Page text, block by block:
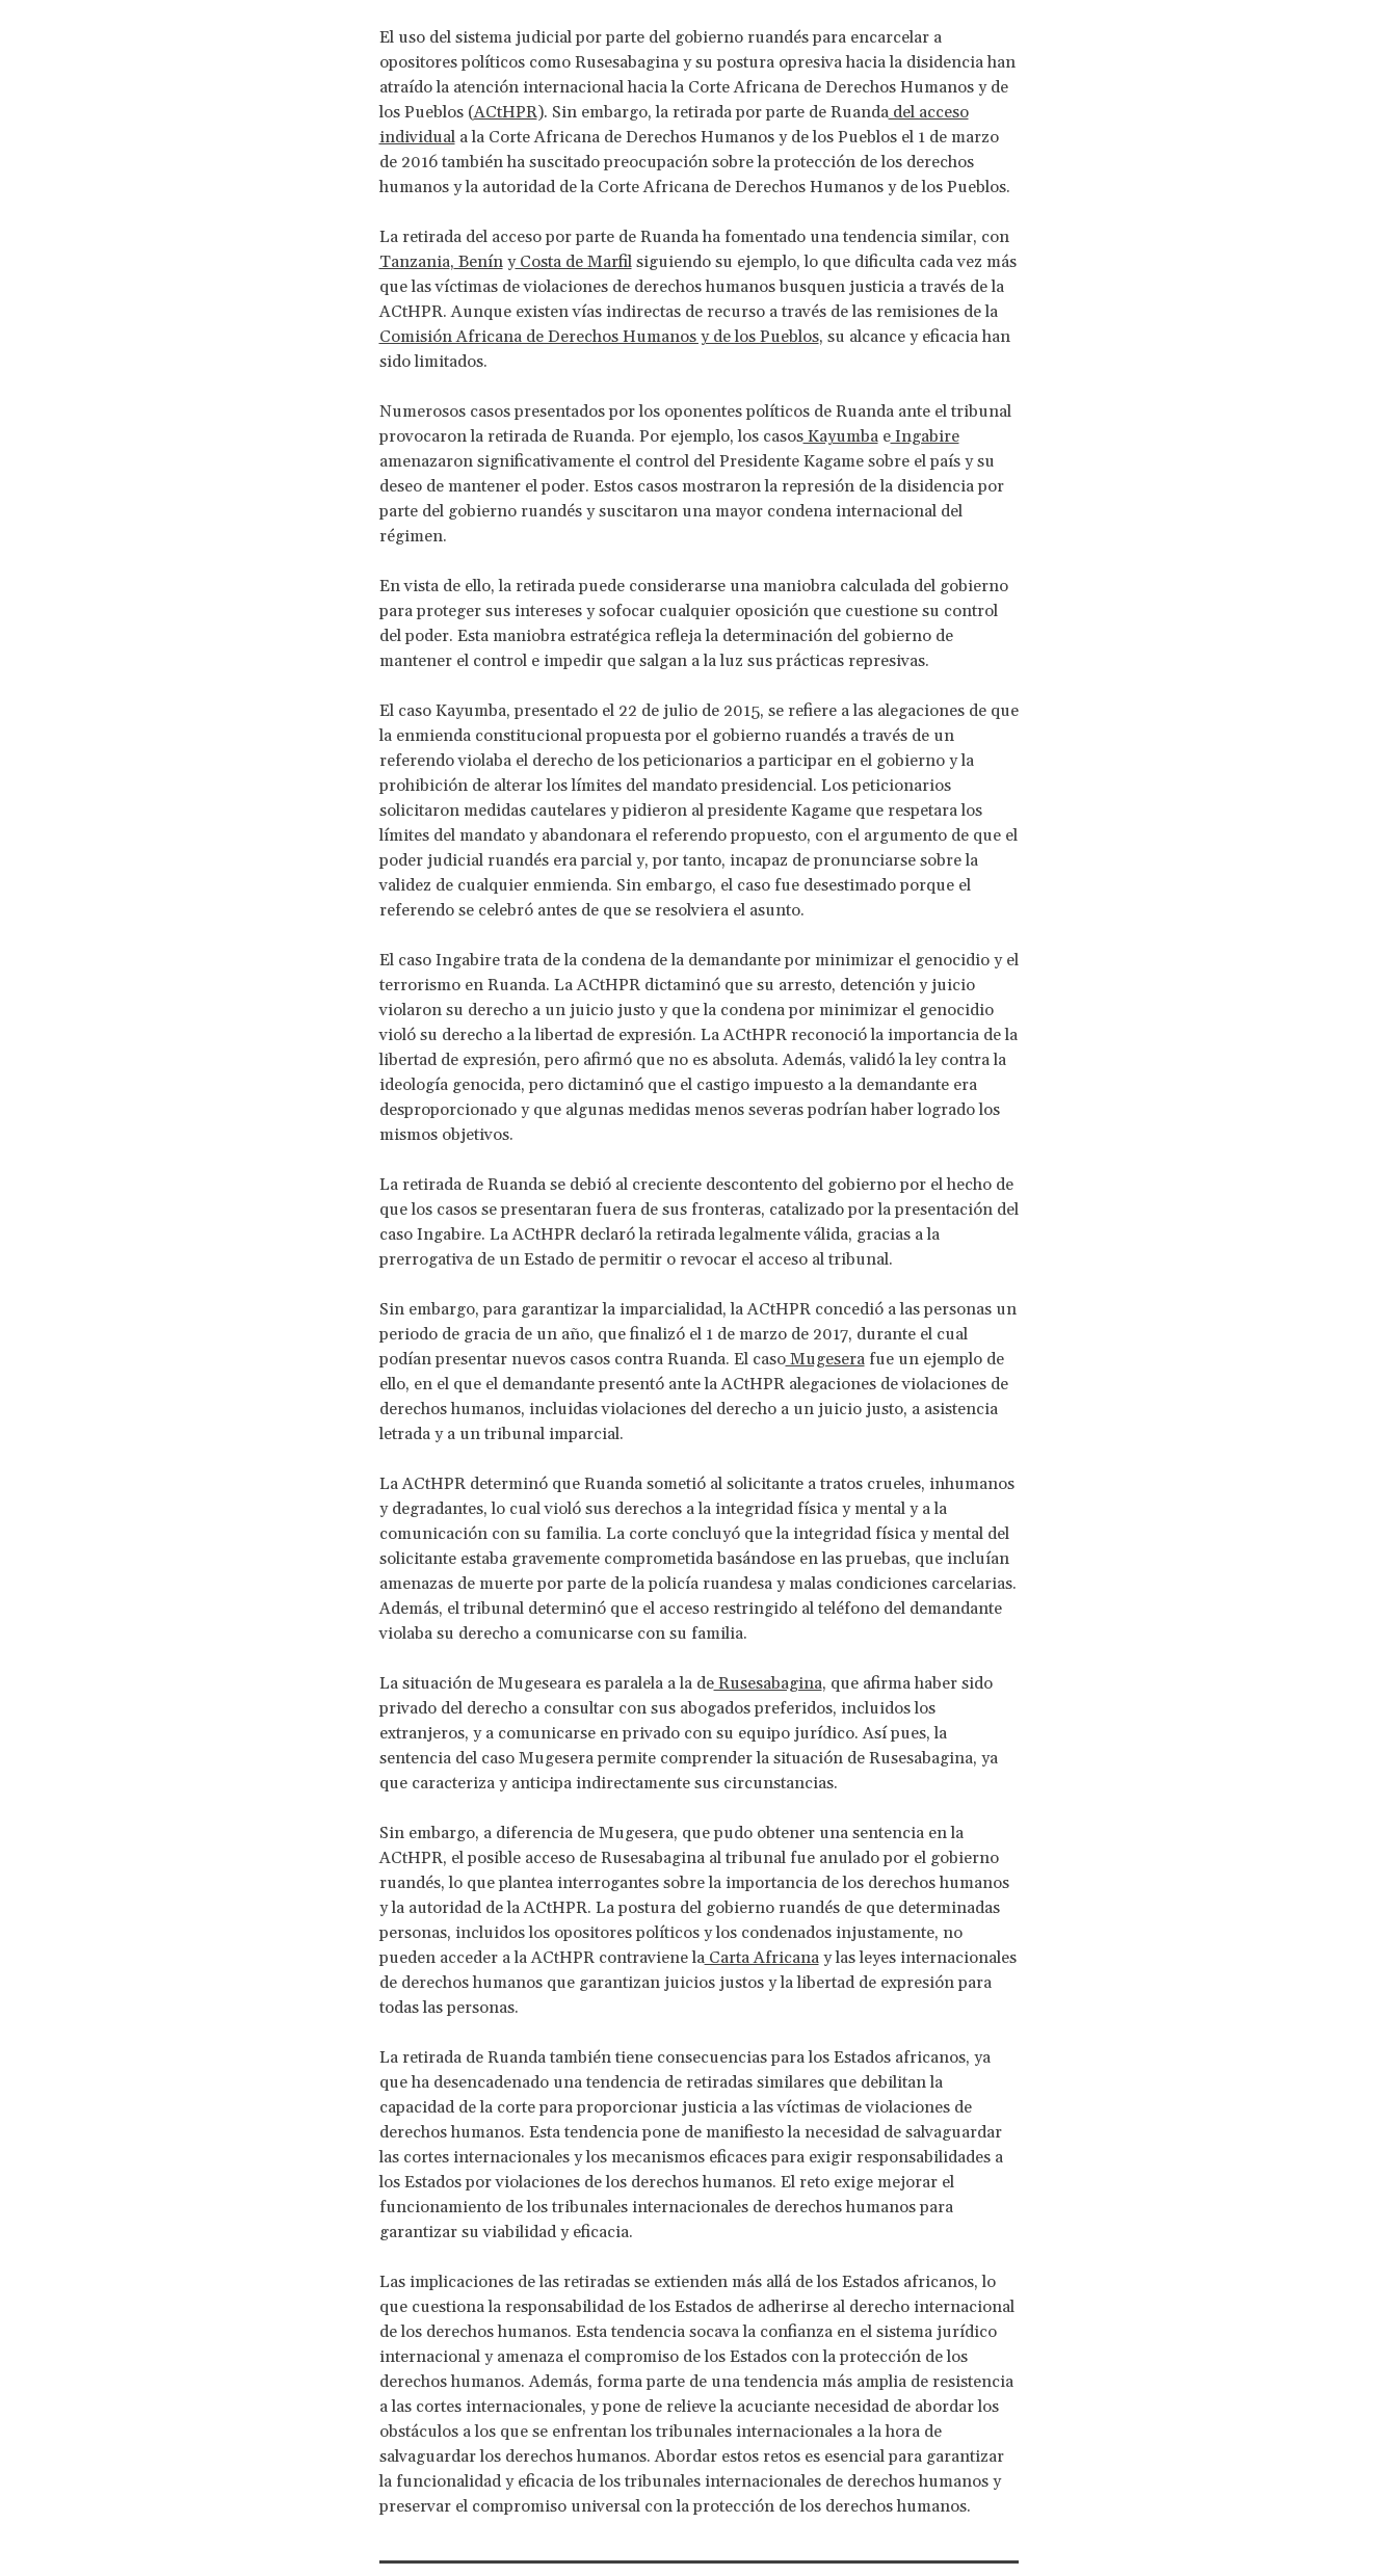
El uso del sistema judicial por parte del gobierno ruandés para encarcelar a
opositores políticos como Rusesabagina y su postura opresiva hacia la disidencia han
atraído la atención internacional hacia la Corte Africana de Derechos Humanos y de
los Pueblos (ACtHPR). Sin embargo, la retirada por parte de Ruandadel acceso
individuala la Corte Africana de Derechos Humanos y de los Pueblos el 1 de marzo
de 2016 también ha suscitado preocupación sobre la protección de los derechos
humanos y la autoridad de la Corte Africana de Derechos Humanos y de los Pueblos.
La retirada del acceso por parte de Ruanda ha fomentado una tendencia similar, con
Tanzania, BenínyCosta de Marfilsiguiendo su ejemplo, lo que dificulta cada vez más
que las víctimas de violaciones de derechos humanos busquen justicia a través de la
ACtHPR. Aunque existen vías indirectas de recurso a través de las remisiones de la
Comisión Africana de Derechos Humanos y de los Pueblos, su alcance y eficacia han
sido limitados.
Numerosos casos presentados por los oponentes políticos de Ruanda ante el tribunal
provocaron la retirada de Ruanda. Por ejemplo, los casosKayumbaeIngabire
amenazaron significativamente el control del Presidente Kagame sobre el país y su
deseo de mantener el poder. Estos casos mostraron la represión de la disidencia por
parte del gobierno ruandés y suscitaron una mayor condena internacional del
régimen.
En vista de ello, la retirada puede considerarse una maniobra calculada del gobierno
para proteger sus intereses y sofocar cualquier oposición que cuestione su control
del poder. Esta maniobra estratégica refleja la determinación del gobierno de
mantener el control e impedir que salgan a la luz sus prácticas represivas.
El caso Kayumba, presentado el 22 de julio de 2015, se refiere a las alegaciones de que
la enmienda constitucional propuesta por el gobierno ruandés a través de un
referendo violaba el derecho de los peticionarios a participar en el gobierno y la
prohibición de alterar los límites del mandato presidencial. Los peticionarios
solicitaron medidas cautelares y pidieron al presidente Kagame que respetara los
límites del mandato y abandonara el referendo propuesto, con el argumento de que el
poder judicial ruandés era parcial y, por tanto, incapaz de pronunciarse sobre la
validez de cualquier enmienda. Sin embargo, el caso fue desestimado porque el
referendo se celebró antes de que se resolviera el asunto.
El caso Ingabire trata de la condena de la demandante por minimizar el genocidio y el
terrorismo en Ruanda. La ACtHPR dictaminó que su arresto, detención y juicio
violaron su derecho a un juicio justo y que la condena por minimizar el genocidio
violó su derecho a la libertad de expresión. La ACtHPR reconoció la importancia de la
libertad de expresión, pero afirmó que no es absoluta. Además, validó la ley contra la
ideología genocida, pero dictaminó que el castigo impuesto a la demandante era
desproporcionado y que algunas medidas menos severas podrían haber logrado los
mismos objetivos.
La retirada de Ruanda se debió al creciente descontento del gobierno por el hecho de
que los casos se presentaran fuera de sus fronteras, catalizado por la presentación del
caso Ingabire. La ACtHPR declaró la retirada legalmente válida, gracias a la
prerrogativa de un Estado de permitir o revocar el acceso al tribunal.
Sin embargo, para garantizar la imparcialidad, la ACtHPR concedió a las personas un
periodo de gracia de un año, que finalizó el 1 de marzo de 2017, durante el cual
podían presentar nuevos casos contra Ruanda. El casoMugeserafue un ejemplo de
ello, en el que el demandante presentó ante la ACtHPR alegaciones de violaciones de
derechos humanos, incluidas violaciones del derecho a un juicio justo, a asistencia
letrada y a un tribunal imparcial.
La ACtHPR determinó que Ruanda sometió al solicitante a tratos crueles, inhumanos
y degradantes, lo cual violó sus derechos a la integridad física y mental y a la
comunicación con su familia. La corte concluyó que la integridad física y mental del
solicitante estaba gravemente comprometida basándose en las pruebas, que incluían
amenazas de muerte por parte de la policía ruandesa y malas condiciones carcelarias.
Además, el tribunal determinó que el acceso restringido al teléfono del demandante
violaba su derecho a comunicarse con su familia.
La situación de Mugeseara es paralela a la deRusesabagina, que afirma haber sido
privado del derecho a consultar con sus abogados preferidos, incluidos los
extranjeros, y a comunicarse en privado con su equipo jurídico. Así pues, la
sentencia del caso Mugesera permite comprender la situación de Rusesabagina, ya
que caracteriza y anticipa indirectamente sus circunstancias.
Sin embargo, a diferencia de Mugesera, que pudo obtener una sentencia en la
ACtHPR, el posible acceso de Rusesabagina al tribunal fue anulado por el gobierno
ruandés, lo que plantea interrogantes sobre la importancia de los derechos humanos
y la autoridad de la ACtHPR. La postura del gobierno ruandés de que determinadas
personas, incluidos los opositores políticos y los condenados injustamente, no
pueden acceder a la ACtHPR contraviene laCarta Africanay las leyes internacionales
de derechos humanos que garantizan juicios justos y la libertad de expresión para
todas las personas.
La retirada de Ruanda también tiene consecuencias para los Estados africanos, ya
que ha desencadenado una tendencia de retiradas similares que debilitan la
capacidad de la corte para proporcionar justicia a las víctimas de violaciones de
derechos humanos. Esta tendencia pone de manifiesto la necesidad de salvaguardar
las cortes internacionales y los mecanismos eficaces para exigir responsabilidades a
los Estados por violaciones de los derechos humanos. El reto exige mejorar el
funcionamiento de los tribunales internacionales de derechos humanos para
garantizar su viabilidad y eficacia.
Las implicaciones de las retiradas se extienden más allá de los Estados africanos, lo
que cuestiona la responsabilidad de los Estados de adherirse al derecho internacional
de los derechos humanos. Esta tendencia socava la confianza en el sistema jurídico
internacional y amenaza el compromiso de los Estados con la protección de los
derechos humanos. Además, forma parte de una tendencia más amplia de resistencia
a las cortes internacionales, y pone de relieve la acuciante necesidad de abordar los
obstáculos a los que se enfrentan los tribunales internacionales a la hora de
salvaguardar los derechos humanos. Abordar estos retos es esencial para garantizar
la funcionalidad y eficacia de los tribunales internacionales de derechos humanos y
preservar el compromiso universal con la protección de los derechos humanos.